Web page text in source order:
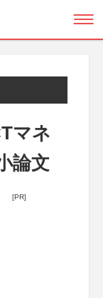
マネ
論文
[PR]